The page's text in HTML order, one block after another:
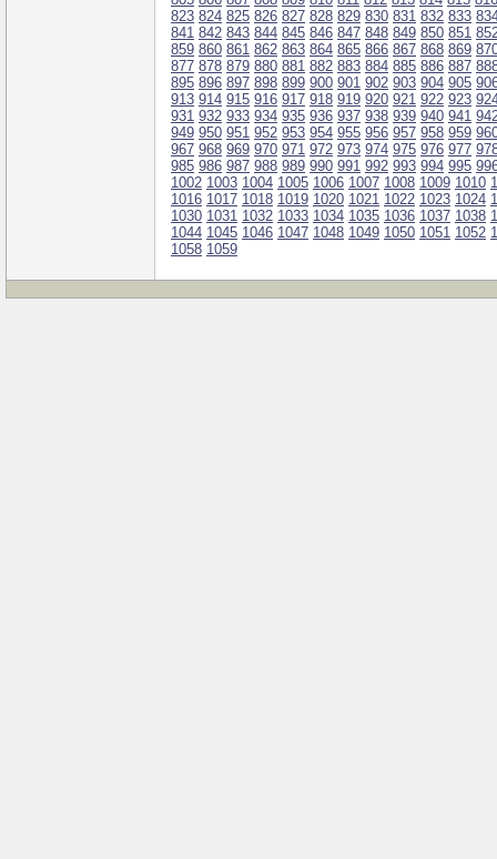
823 824 825 826 827 828 829 830 831 832 833
841 842 843 844 845 846 847 848 849 850 851
859 860 861 862 863 864 865 866 867 868 869
877 878 879 880 881 882 883 884 885 886 887
895 896 897 898 899 900 901 902 903 904 905
913 914 915 916 917 918 919 920 921 922 923
931 932 933 934 935 936 937 938 939 940 941
949 950 951 952 953 954 955 956 957 958 959
967 968 969 970 971 972 973 974 975 976 977
985 986 987 988 989 990 991 992 993 994 995
1002 1003 1004 1005 1006 1007 1008 1009 1010
1016 1017 1018 1019 1020 1021 1022 1023 1024
1030 1031 1032 1033 1034 1035 1036 1037 1038
1044 1045 1046 1047 1048 1049 1050 1051 1052
1058 1059